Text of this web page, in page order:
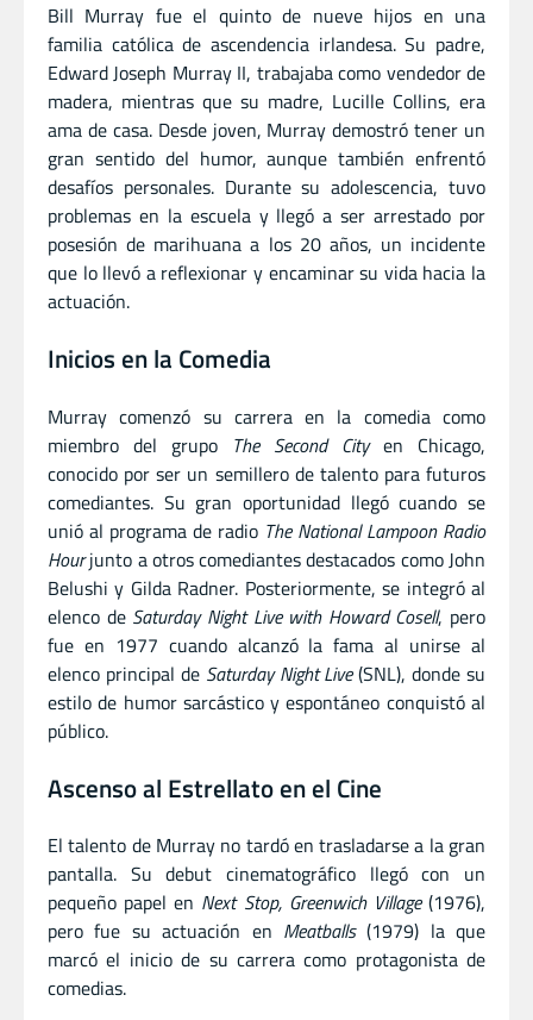
Bill Murray fue el quinto de nueve hijos en una
familia católica de ascendencia irlandesa. Su padre,
Edward Joseph Murray II, trabajaba como vendedor de
madera, mientras que su madre, Lucille Collins, era
ama de casa. Desde joven, Murray demostró tener un
gran sentido del humor, aunque también enfrentó
desafíos personales. Durante su adolescencia, tuvo
problemas en la escuela y llegó a ser arrestado por
posesión de marihuana a los 20 años, un incidente
que lo llevó a reflexionar y encaminar su vida hacia la
actuación.
Inicios en la Comedia
Murray comenzó su carrera en la comedia como
miembro del grupo The Second Cityen Chicago,
conocido por ser un semillero de talento para futuros
comediantes. Su gran oportunidad llegó cuando se
unió al programa de radio The National Lampoon Radio
Hourjunto a otros comediantes destacados como John
Belushi y Gilda Radner. Posteriormente, se integró al
elenco de Saturday Night Live with Howard Cosell, pero
fue en 1977 cuando alcanzó la fama al unirse al
elenco principal de Saturday Night Live(SNL), donde su
estilo de humor sarcástico y espontáneo conquistó al
público.
Ascenso al Estrellato en el Cine
El talento de Murray no tardó en trasladarse a la gran
pantalla. Su debut cinematográfico llegó con un
pequeño papel en Next Stop, Greenwich Village(1976),
pero fue su actuación en Meatballs(1979) la que
marcó el inicio de su carrera como protagonista de
comedias.